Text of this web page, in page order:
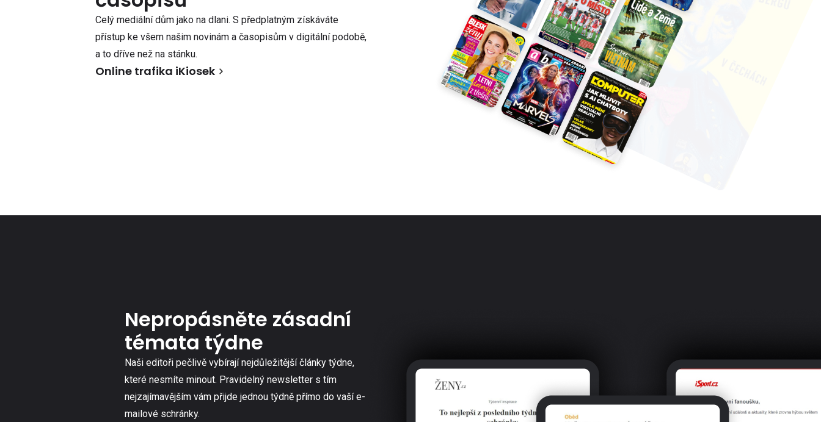
Celý mediální dům jako na dlani. S předplatným získáváte
přístup ke všem našim novinám a časopisům v digitální podobě,
a to dříve než na stánku.
Online trafika iKiosek
Nepropásněte zásadní
témata týdne
Naši editoři pečlivě vybírají nejdůležitější články týdne,
které nesmíte minout. Pravidelný newsletter s tím
nejzajímavějším vám přijde jednou týdně přímo do vaší e-
mailové schránky.